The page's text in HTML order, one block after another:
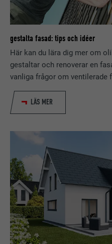
gestalta fasad: tips och idéer
Här kan du lära dig mer om
gestaltar och renoverar en
vanliga frågor om ventilerade
LÄS MER
PROCEDUR 90
ÄNDAMÅL
att
EFTERNAMN lang
LEVERANTÖRER LinkedIn
ÄNDAMÅL
EFTERNAMN
LEVERANTÖRER LinkedIn
PROCEDUR
ÄNDAMÅL
spåra